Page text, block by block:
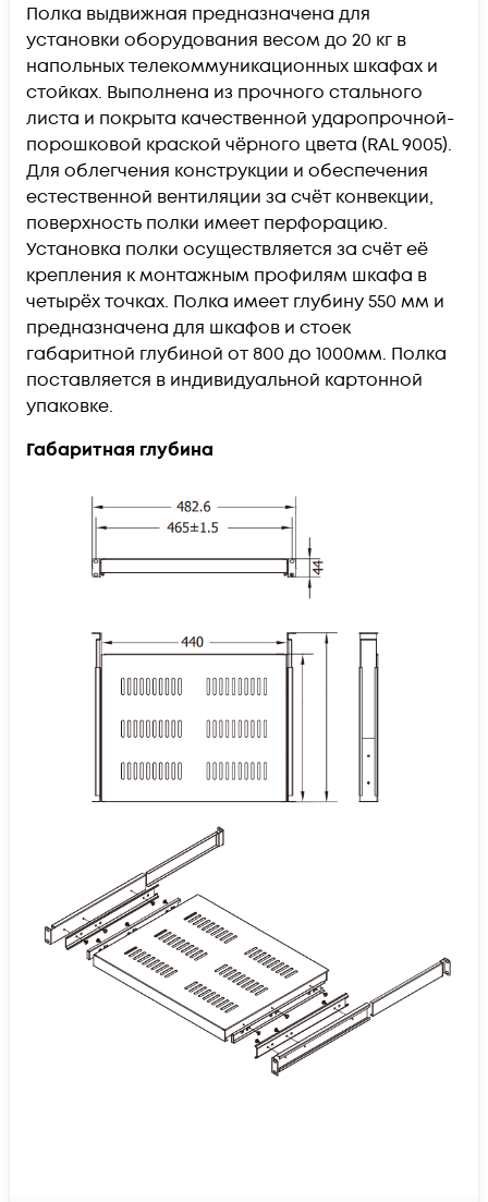
Полка выдвижная предназначена для
установки оборудования весом до 20 кг в
напольных телекоммуникационных шкафах и
стойках. Выполнена из прочного стального
листа и покрыта качественной ударопрочной-
порошковой краской чёрного цвета (RAL 9005).
Для облегчения конструкции и обеспечения
естественной вентиляции за счёт конвекции,
поверхность полки имеет перфорацию.
Установка полки осуществляется за счёт её
крепления к монтажным профилям шкафа в
четырёх точках. Полка имеет глубину 550 мм и
предназначена для шкафов и стоек
габаритной глубиной от 800 до 1000мм. Полка
поставляется в индивидуальной картонной
упаковке.
Габаритная глубина